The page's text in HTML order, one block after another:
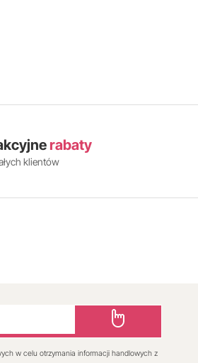
rabaty
klientów
w celu otrzymania informacji handlowych z